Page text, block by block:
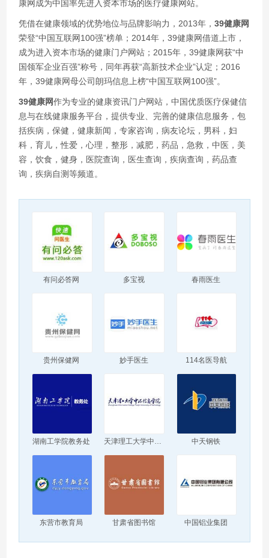
康网成为中国率先进入资本市场的医疗健康网站。
凭借在健康领域的优势地位与品牌影响力，2013年，39健康网
荣登“中国互联网100强”榜单；2014年，39健康网借道上市，
成为进入资本市场的健康门户网站；2015年，39健康网获“中
国领军企业百强”称号，同年再获“高新技术企业”认定；2016
年，39健康网母公司朗玛信息上榜“中国互联网100强”。
39健康网作为专业的健康资讯门户网站，中国优质医疗保健信
息与在线健康服务平台，提供专业、完善的健康信息服务，包
括疾病，保健，健康新闻，专家咨询，病友论坛，男科，妇
科，育儿，性爱，心理，整形，减肥，药品，急救，中医，美
容，饮食，健身，医院查询，医生查询，疾病查询，药品查
询，疾病自测等频道。
有问必答网 多宝视 春雨医生
贵州保健网 妙手医生 114名医导航
湖南工学院教务处 天津理工大学中环信息学院 中天钢铁
东营市教育局 甘肃省图书馆 中国铝业集团